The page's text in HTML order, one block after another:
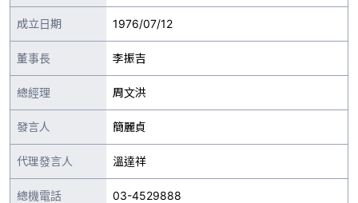
成立日期 1976/07/12
董事長 李振吉
總經理 周文洪
發言人 簡麗貞
代理發言人 溫達祥
總機電話 03-4529888